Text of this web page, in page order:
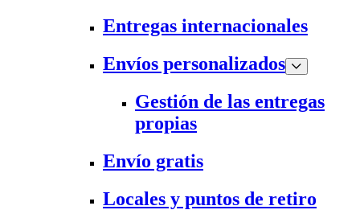
Entregas internacionales
Envíos personalizados
Gestión de las entregas
propias
Envío gratis
Locales y puntos de retiro